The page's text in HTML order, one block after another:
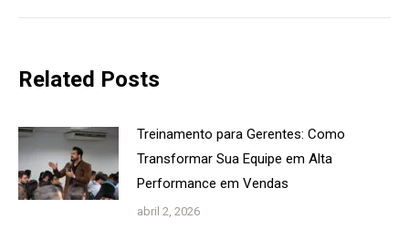
Related Posts
Treinamento para Gerentes: Como
Transformar Sua Equipe em Alta
Performance em Vendas
abril 2, 2026